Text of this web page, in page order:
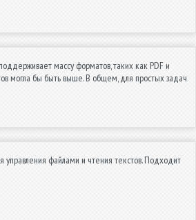
массу форматов, таких как PDF и
могла бы быть выше. В общем, для простых задач
управления файлами и чтения текстов. Подходит